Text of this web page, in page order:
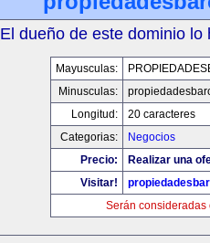
El dueño de este dominio lo
Mayusculas:
Minusculas:
Longitud:
20 caracteres
Categorias:
Negocios
Precio:
Realizar una
Visitar!
Serán consideradas